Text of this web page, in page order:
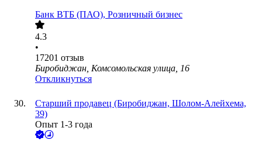
Банк ВТБ (ПАО), Розничный бизнес
4.3
•
17201 отзыв
Биробиджан, Комсомольская улица, 16
Откликнуться
Старший продавец (Биробиджан, Шолом-Алейхема,
39)
Опыт 1-3 года